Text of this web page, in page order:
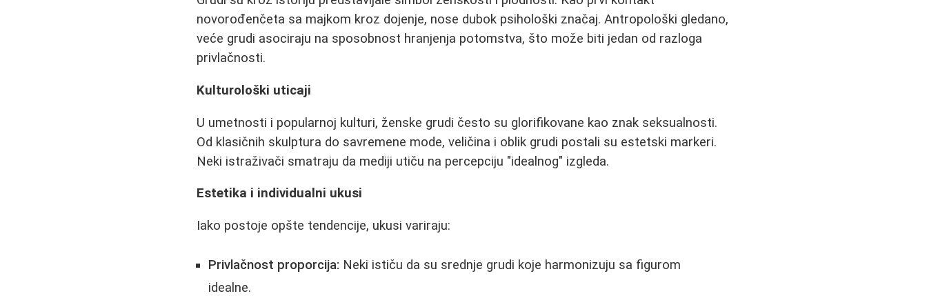
novorođenčeta sa majkom kroz dojenje, nose dubok psihološki značaj. Antropološki gledano,
veće grudi asociraju na sposobnost hranjenja potomstva, što može biti jedan od razloga
privlačnosti.
Kulturološki uticaji
U umetnosti i popularnoj kulturi, ženske grudi često su glorifikovane kao znak seksualnosti.
Od klasičnih skulptura do savremene mode, veličina i oblik grudi postali su estetski markeri.
Neki istraživači smatraju da mediji utiču na percepciju "idealnog" izgleda.
Estetika i individualni ukusi
Iako postoje opšte tendencije, ukusi variraju:
Privlačnost proporcija: Neki ističu da su srednje grudi koje harmonizuju sa figurom
idealne.